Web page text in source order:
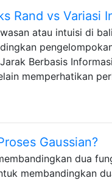
Rand vs Variasi
atau intuisi di
Berbasis
memperhatikan
Gaussian?
dua
membandingkan